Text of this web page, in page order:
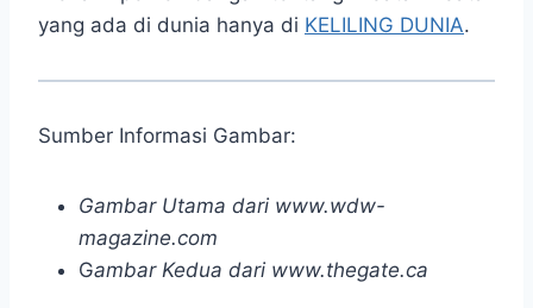
yang ada di dunia hanya di KELILING DUNIA.
Sumber Informasi Gambar:
Gambar Utama dari www.wdw-
magazine.com
Gambar Kedua dari www.thegate.ca